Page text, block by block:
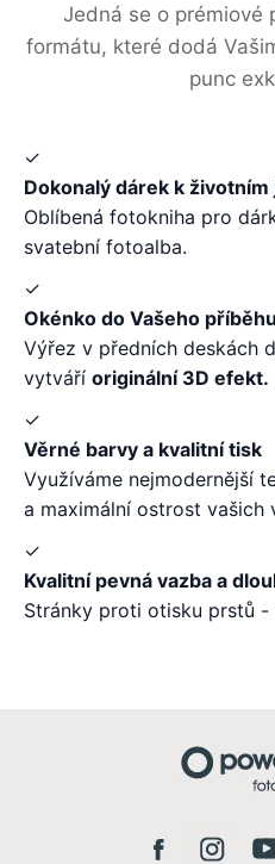
Jedná se o prémiové
formátu, které dodá
punc
✓
Dokonalý dárek k životním
Oblíbená fotokniha pro
svatební fotoalba.
✓
Okénko do Vašeho příběhu
Výřez v předních deskách
vytváří originální 3D efekt.
✓
Věrné barvy a kvalitní tisk
Využíváme nejmodernější
a maximální ostrost vašich
✓
Kvalitní pevná vazba a
Stránky proti otisku prstů -